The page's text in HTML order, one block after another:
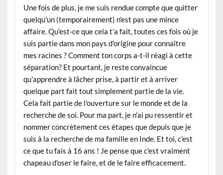
Une fois de plus, je me suis rendue compte que quitter
quelqu'un (temporairement) n'est pas une mince
affaire. Qu'est-ce que cela t’a fait, toutes ces fois où je
suis partie dans mon pays d'origine pour connaître
mes racines ? Comment ton corps a-t-il réagi à cette
séparation? Et pourtant, je reste convaincue
qu'apprendre à lâcher prise, à partir et à arriver
quelque part fait tout simplement partie de la vie.
Cela fait partie de l'ouverture sur le monde et de la
recherche de soi. Pour ma part, je n'ai pu ressentir et
nommer concrètement ces étapes que depuis que je
suis à la recherche de ma famille en Inde. Et toi, c'est
ce que tu fais à 16 ans ! Je pense que c'est vraiment
chapeau d'oser le faire, et de le faire efficacement.